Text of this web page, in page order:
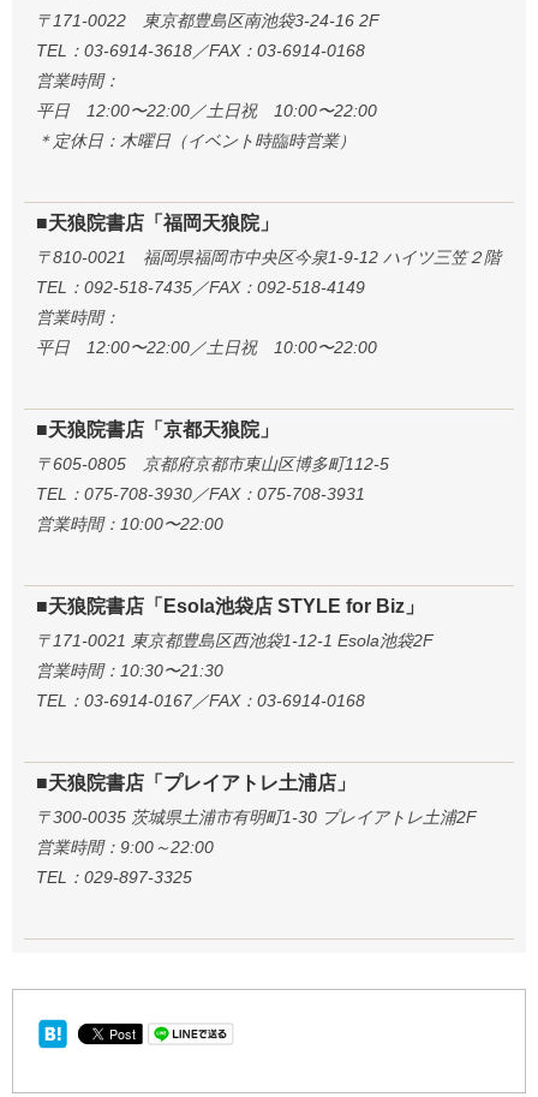
〒171-0022 東京都豊島区南池袋3-24-16 2F
TEL：03-6914-3618／FAX：03-6914-0168
営業時間：
平日 12:00〜22:00／土日祝 10:00〜22:00
＊定休日：木曜日（イベント時臨時営業）
■天狼院書店「福岡天狼院」
〒810-0021 福岡県福岡市中央区今泉1-9-12 ハイツ三笠２階
TEL：092-518-7435／FAX：092-518-4149
営業時間：
平日 12:00〜22:00／土日祝 10:00〜22:00
■天狼院書店「京都天狼院」
〒605-0805 京都府京都市東山区博多町112-5
TEL：075-708-3930／FAX：075-708-3931
営業時間：10:00〜22:00
■天狼院書店「Esola池袋店 STYLE for Biz」
〒171-0021 東京都豊島区西池袋1-12-1 Esola池袋2F
営業時間：10:30〜21:30
TEL：03-6914-0167／FAX：03-6914-0168
■天狼院書店「プレイアトレ土浦店」
〒300-0035 茨城県土浦市有明町1-30 プレイアトレ土浦2F
営業時間：9:00～22:00
TEL：029-897-3325